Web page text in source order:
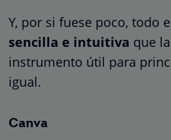
Y, por si fuese poco, todo
sencilla e intuitiva que
instrumento útil para
igual.
Canva